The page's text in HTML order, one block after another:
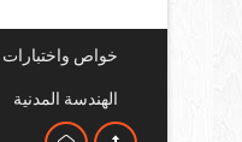
خواص واختبارات
الهندسة المدنية